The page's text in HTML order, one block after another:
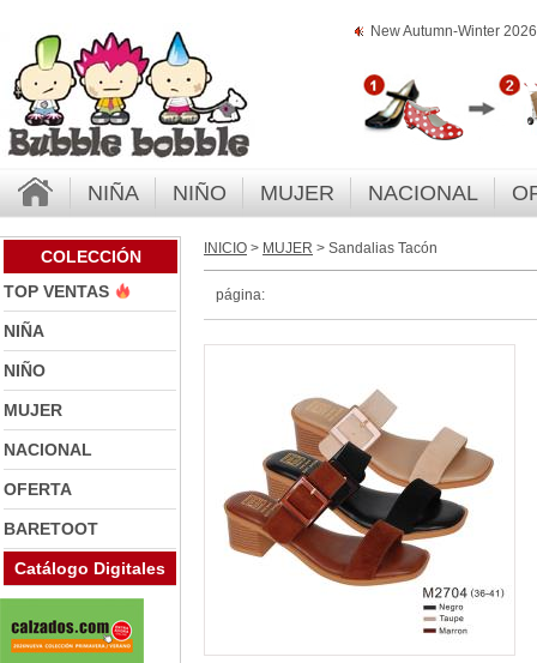
New Autumn-Winter
NIÑA NIÑO MUJER NACIONAL
COLECCIÓN
TOP VENTAS
NIÑA
NIÑO
MUJER
NACIONAL
OFERTA
BARETOOT
Catálogo Digitales
INICIO > MUJER > Sandalias Tacón
página: